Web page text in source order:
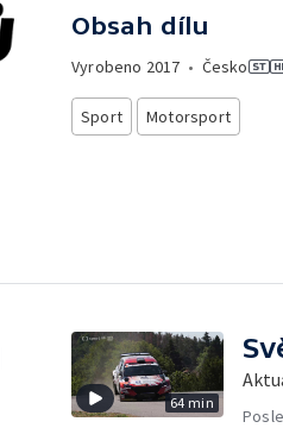
Obsah dílu
Vyrobeno 2017 • Česko
Sport Motorsport
64 min